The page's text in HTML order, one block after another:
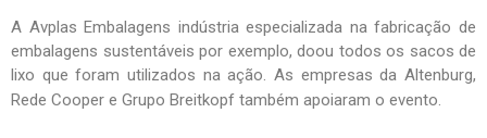
A Avplas Embalagens indústria especializada na fabricação de
embalagens sustentáveis por exemplo, doou todos os sacos de
lixo que foram utilizados na ação. As empresas da Altenburg,
Rede Cooper e Grupo Breitkopf também apoiaram o evento.